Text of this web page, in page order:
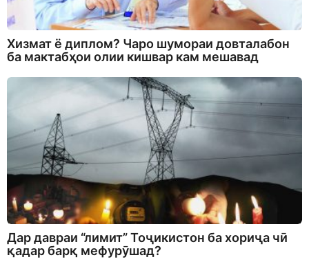
Хизмат ё диплом? Чаро шумораи довталабон
ба мактабҳои олии кишвар кам мешавад
Дар давраи “лимит” Тоҷикистон ба хориҷа чӣ
қадар барқ мефурӯшад?